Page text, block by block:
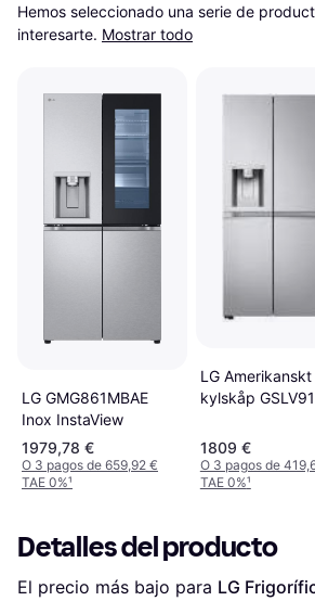
Hemos seleccionado una serie de
interesarte. Mostrar todo
LG GMG861MBAE
Inox InstaView
1979,78 €
O 3 pagos de 659,92 €
TAE 0%¹
LG Amerikanskt
kylskåp
1809 €
O 3 pagos de
TAE 0%¹
Detalles del producto
El precio más bajo para LG